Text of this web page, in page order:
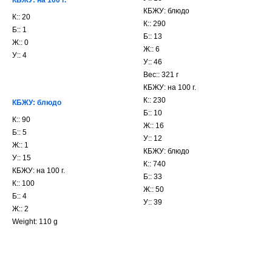
К:: 20
Б:: 1
Ж:: 0
У:: 4
КБЖУ: блюдо
К:: 90
Б:: 5
Ж:: 1
У:: 15
КБЖУ: на 100 г.
К:: 100
Б:: 4
Ж:: 2
КБЖУ: блюдо
К:: 290
Б:: 13
Ж:: 6
У:: 46
Вес:: 321 г
КБЖУ: на 100 г.
К:: 230
Б:: 10
Ж:: 16
У:: 12
КБЖУ: блюдо
К:: 740
Б:: 33
Ж:: 50
У:: 39
Weight: 110 g